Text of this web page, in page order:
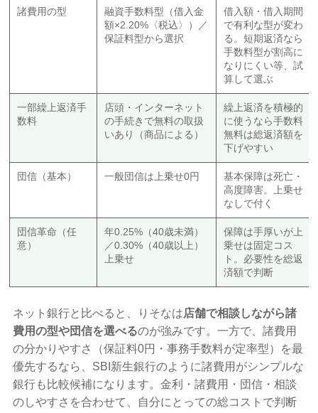
諸費用の型
融資手数料型（借入金
額×2.20%〈税込〉）／
保証料型から選択
借入額・借入期間
で有利な型が変わ
る。短期返済なら
手数料型が割高に
なりにくい等、試
算して選ぶ
一部繰上返済手
数料
店頭・インターネット
の手続きで無料の取扱
いあり（商品による）
繰上返済を積極的
に使うなら手数料
無料は総返済額を
下げやすい
団信（基本） 一般団信は上乗せ0円
基本保障は死亡・
高度障害。上乗せ
なしで付く
団信革命（任
意）
年0.25%（40歳未満）
／0.30%（40歳以上）
上乗せ
保障は手厚いが上
乗せは固定コス
ト。必要性を総返
済額で判断
ネット銀行と比べると、りそなは店舗で相談しながら諸
費用の型や団信を選べるのが強みです。一方で、諸費用
の分かりやすさ（保証料0円・事務手数料が定率型）を最
優先するなら、SBI新生銀行のように諸費用がシンプルな
銀行も比較候補になります。金利・諸費用・団信・相談
のしやすさを合わせて、自分にとっての総コストで判断